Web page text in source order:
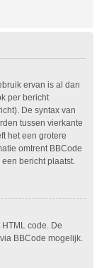
ervan is al dan
per bericht
De syntax van
tussen vierkante
het een grotere
omtrent BBCode
bericht plaatst.
code. De
BBCode mogelijk.